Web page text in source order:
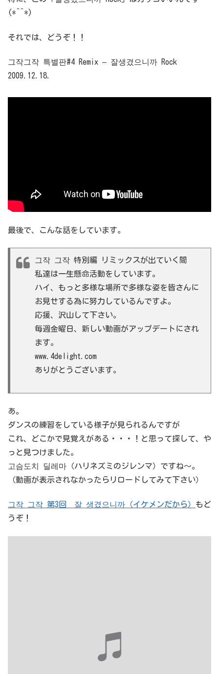
(*^^*)
それでは、どうぞ！！
그작그작 특별판#4 Remix – 잘생겼으니까 Rock
2009.12.18.
最後で、こんな話をしています。
그작 그작 特別編 リミックスが出ていく間
私達は一生懸命活動をしています。
ハイ、もっと多様な場所で多様な姿を皆さんに
お見せする為に努力しているんですよ。
応援、沢山して下さい。
毎週金曜日、新しい動画がアップデートにされ
ます。
www.4delight.com
ありがとうございます。
あ。
ダンスの練習をしている様子が見られるんですが
これ、どこかで見覚えがある・・・！と思って探して、や
っと見つけました。
고슴도치 딜레마（ハリネズミのジレンマ）ですね〜。
（動画が表示されなかったらリロードしてみて下さい）
그작 그작 第3回 잘 생겼으니까（イケメンだから） もど
うぞ！